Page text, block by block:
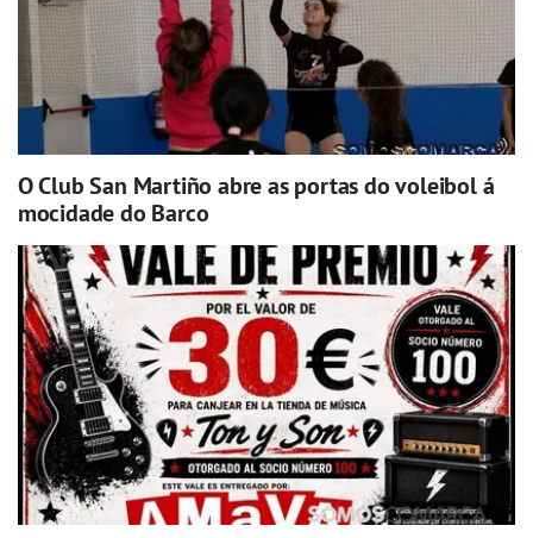
O Club San Martiño abre as portas do voleibol á
mocidade do Barco